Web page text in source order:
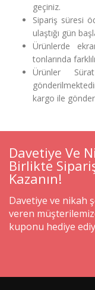
geçiniz.
Sipariş süresi
ulaştığı gün
Ürünlerde
tonlarında
Ürünler
kargo ile
Davetiye Ve
Birlikte
Kazanın!
Davetiye ve nikah
veren
kuponu hediye